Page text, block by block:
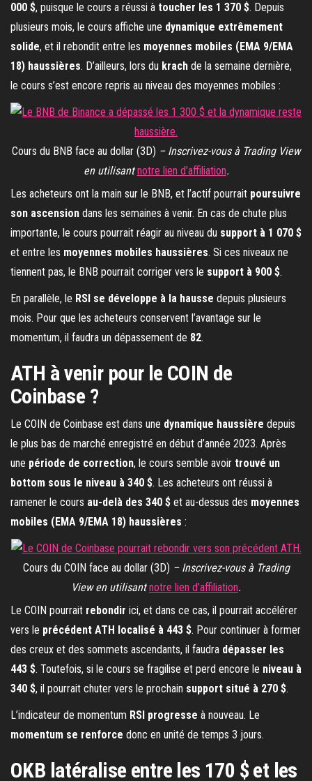
000 $, puisque le cours a réussi à toucher les 1 370 $. Depuis
plusieurs mois, le cours affiche une dynamique extrêmement
solide, et il rebondit entre les moyennes mobiles (EMA 9/EMA
18) haussières. D’ailleurs, lors du krach de la semaine dernière,
le cours s’est encore repris au niveau des moyennes mobiles :
Cours du BNB face au dollar (3D) – Inscrivez-vous à Trading View
en utilisantnotre lien d’affiliation.
Les acheteurs ont la main sur le BNB, et l’actif pourrait poursuivre
son ascension dans les semaines à venir. En cas de chute plus
importante, le cours pourrait réagir au niveau du support à 1 070 $
et entre les moyennes mobiles haussières. Si ces niveaux ne
tiennent pas, le BNB pourrait corriger vers le support à 900 $.
En parallèle, le RSI se développe à la hausse depuis plusieurs
mois. Pour que les acheteurs conservent l’avantage sur le
momentum, il faudra un dépassement de 82.
ATH à venir pour le COIN de
Coinbase ?
Le COIN de Coinbase est dans une dynamique haussière depuis
le plus bas de marché enregistré en début d’année 2023. Après
une période de correction, le cours semble avoir trouvé un
bottom sous le niveau à 340 $. Les acheteurs ont réussi à
ramener le cours au-delà des 340 $ et au-dessus des moyennes
mobiles (EMA 9/EMA 18) haussières :
Cours du COIN face au dollar (3D) – Inscrivez-vous à Trading
View en utilisantnotre lien d’affiliation.
Le COIN pourrait rebondir ici, et dans ce cas, il pourrait accélérer
vers le précédent ATH localisé à 443 $. Pour continuer à former
des creux et des sommets ascendants, il faudra dépasser les
443 $. Toutefois, si le cours se fragilise et perd encore le niveau à
340 $, il pourrait chuter vers le prochain support situé à 270 $.
L’indicateur de momentum RSI progresse à nouveau. Le
momentum se renforce donc en unité de temps 3 jours.
OKB latéralise entre les 170 $ et les